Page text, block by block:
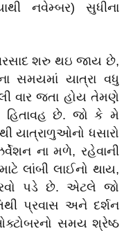
નવેમ્બર) સુધીના
શરુ થઇ જાય છે,
સમયમાં યાત્રા વધુ
વાર જતા હોય તેમણે
હિતાવહ છે. જો કે મે
યાત્રાળુઓનો ધસારો
ના મળે, રહેવાની
લાંબી લાઈનો થાય,
પડે છે. એટલે જો
પ્રવાસ અને દર્શન
સમય શ્રેષ્ઠ